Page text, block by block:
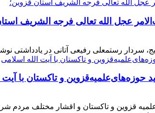
عجل الله تعالی فرجه الشریف
سردار رستمعلی رفیعی آتانی در یادداشتی
حوزه‌های‌علمیه‌قزوین و تاکستان با آیت
علمیه قزوین و تاکستان و اقشار مختلف